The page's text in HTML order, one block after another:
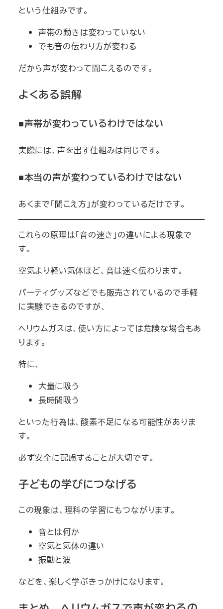
という仕組みです。
声帯の動きは変わっていない
でも音の伝わり方が変わる
だから声が変わって聞こえるのです。
よくある誤解
■声帯が変わっているわけではない
実際には、声を出す仕組みは同じです。
■本当の声が変わっているわけではない
あくまで「聞こえ方」が変わっているだけです。
これらの原理は「音の速さ」の違いによる現象で
す。
空気より軽い気体ほど、音は速く伝わります。
パーティグッズなどでも販売されているので手軽
に実験できるのですが、
ヘリウムガスは、使い方によっては危険な場合もあ
ります。
特に、
大量に吸う
長時間吸う
といった行為は、酸素不足になる可能性がありま
す。
必ず安全に配慮することが大切です。
子どもの学びにつなげる
この現象は、理科の学習にもつながります。
音とは何か
空気と気体の違い
振動と波
などを、楽しく学ぶきっかけになります。